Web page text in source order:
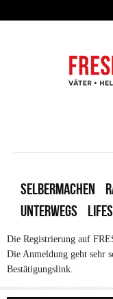
SELBERMACHEN
UNTERWEGS
Die Registrierung auf
Die Anmeldung geht sehr
Bestätigungslink.